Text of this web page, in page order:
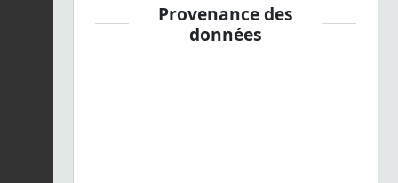
Provenance des
données